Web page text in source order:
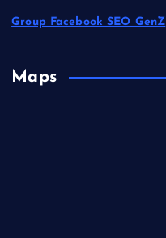
Group Facebook SEO GenZ
Maps